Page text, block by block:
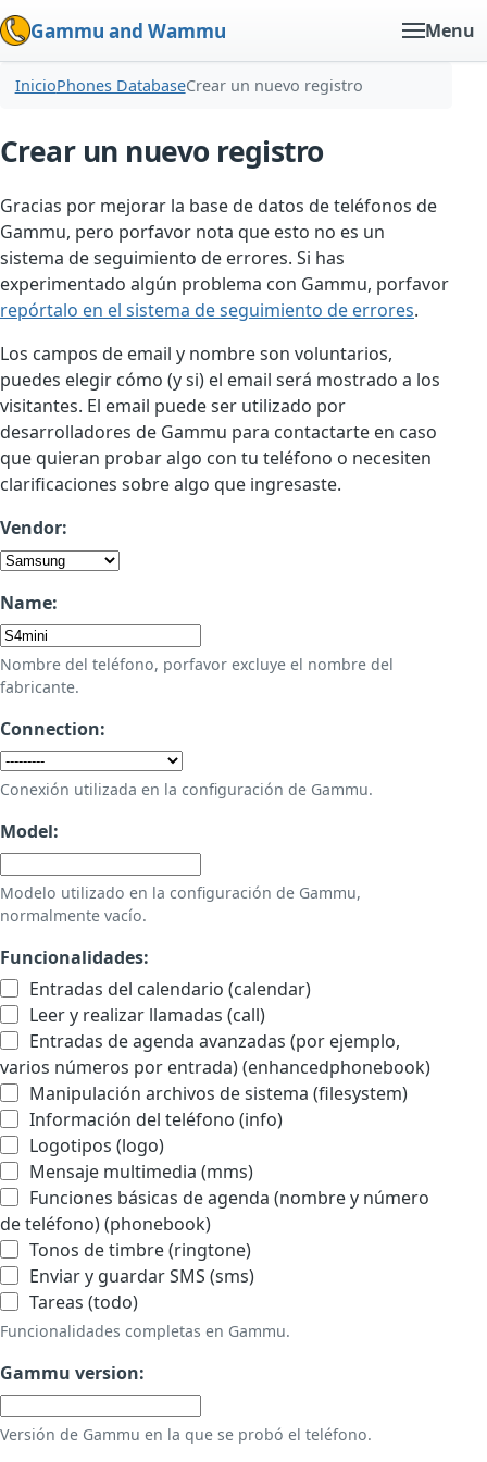
Gammu and Wammu Menu
InicioPhones DatabaseCrear un nuevo registro
Crear un nuevo registro
Gracias por mejorar la base de datos de teléfonos de
Gammu, pero porfavor nota que esto no es un
sistema de seguimiento de errores. Si has
experimentado algún problema con Gammu, porfavor
repórtalo en el sistema de seguimiento de errores.
Los campos de email y nombre son voluntarios,
puedes elegir cómo (y si) el email será mostrado a los
visitantes. El email puede ser utilizado por
desarrolladores de Gammu para contactarte en caso
que quieran probar algo con tu teléfono o necesiten
clarificaciones sobre algo que ingresaste.
Vendor:
Name:
Nombre del teléfono, porfavor excluye el nombre del
fabricante.
Connection:
Conexión utilizada en la configuración de Gammu.
Model:
Modelo utilizado en la configuración de Gammu,
normalmente vacío.
Funcionalidades:
Entradas del calendario (calendar)
Leer y realizar llamadas (call)
Entradas de agenda avanzadas (por ejemplo,
varios números por entrada) (enhancedphonebook)
Manipulación archivos de sistema (filesystem)
Información del teléfono (info)
Logotipos (logo)
Mensaje multimedia (mms)
Funciones básicas de agenda (nombre y número
de teléfono) (phonebook)
Tonos de timbre (ringtone)
Enviar y guardar SMS (sms)
Tareas (todo)
Funcionalidades completas en Gammu.
Gammu version:
Versión de Gammu en la que se probó el teléfono.